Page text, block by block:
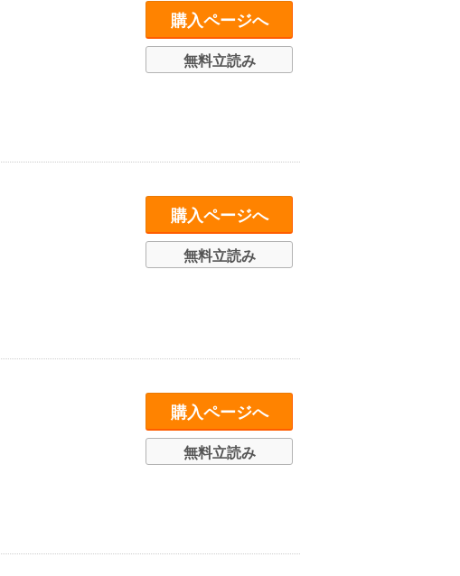
購入ページへ
無料立読み
購入ページへ
無料立読み
購入ページへ
無料立読み